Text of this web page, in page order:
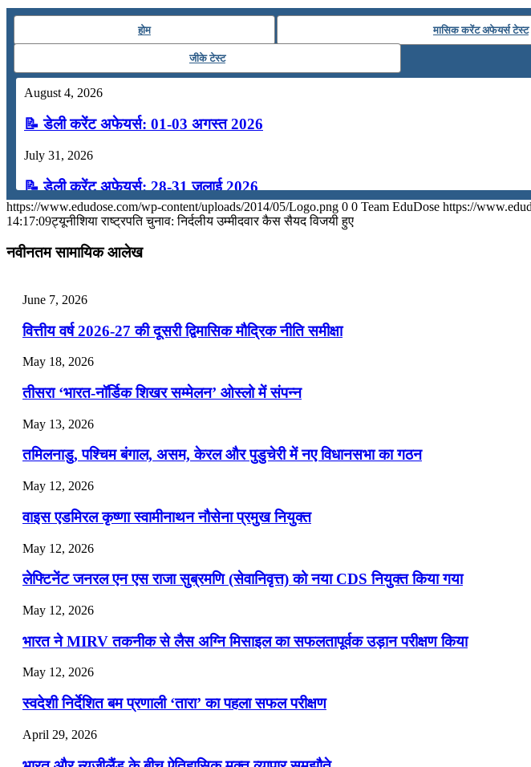
📝 डेली करेंट अफेयर्स: 16-18 जुलाई 2026
July 16, 2026
📝 डेली करेंट अफेयर्स: 13-15 जुलाई 2026
होम मासिक करेंट अफेयर्स टेस्ट
जीके टेस्ट
August 4, 2026
📝 डेली करेंट अफेयर्स: 01-03 अगस्त 2026
July 31, 2026
📝 डेली करेंट अफेयर्स: 28-31 जुलाई 2026
July 28, 2026
📝 डेली करेंट अफेयर्स: 25-27 जुलाई 2026
📝 डेली करेंट अफेयर्स: 22-24 जुलाई 2026
July 22, 2026
📝 डेली करेंट अफेयर्स: 19-21 जुलाई 2026
July 19, 2026
📝 डेली करेंट अफेयर्स: 16-18 जुलाई 2026
July 16, 2026
📝 डेली करेंट अफेयर्स: 13-15 जुलाई 2026
https://www.edudose.com/wp-content/uploads/2014/05/Logo.png 0 0 Team EduDose https://
14:17:09ट्यूनीशिया राष्ट्रपति चुनाव: निर्दलीय उम्मीदवार कैस सैयद विजयी हुए
नवीनतम सामायिक आलेख
June 7, 2026
वित्तीय वर्ष 2026-27 की दूसरी द्विमासिक मौद्रिक नीति समीक्षा
May 18, 2026
तीसरा ‘भारत-नॉर्डिक शिखर सम्मेलन’ ओस्लो में संपन्न
May 13, 2026
तमिलनाडु, पश्चिम बंगाल, असम, केरल और पुडुचेरी में नए विधानसभा का गठन
May 12, 2026
वाइस एडमिरल कृष्णा स्वामीनाथन नौसेना प्रमुख नियुक्त
May 12, 2026
लेफ्टिनेंट जनरल एन एस राजा सुब्रमणि (सेवानिवृत्त) को नया CDS नियुक्त किया गया
May 12, 2026
भारत ने MIRV तकनीक से लैस अग्नि मिसाइल का सफलतापूर्वक उड़ान परीक्षण किया
May 12, 2026
स्वदेशी निर्देशित बम प्रणाली ‘तारा’ का पहला सफल परीक्षण
April 29, 2026